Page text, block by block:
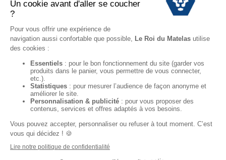
Destockage
Soldes
Conditions Générales de vente magasin
Conditions Générales de vente internet
Mentions Légales
Données personnelles
Codes promo Le Roi du Matelas